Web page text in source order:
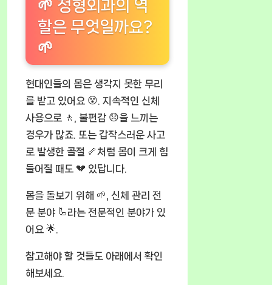
🌱 정형외과의 역
할은 무엇일까요?
🌱
현대인들의 몸은 생각지 못한 무리
를 받고 있어요 😵. 지속적인 신체
사용으로 🚶, 불편감 😞을 느끼는
경우가 많죠. 또는 갑작스러운 사고
로 발생한 골절 🦴처럼 몸이 크게 힘
들어질 때도 💔 있답니다.
몸을 돌보기 위해 🌱, 신체 관리 전
문 분야 🦾라는 전문적인 분야가 있
어요 🌟.
참고해야 할 것들도 아래에서 확인
해보세요.